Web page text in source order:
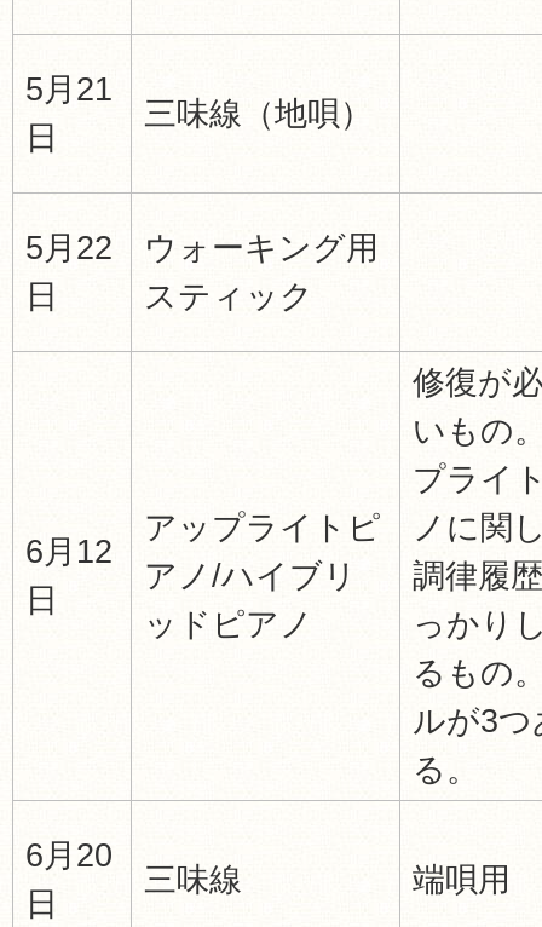
5月21
日
三味線（地唄）
5月22
日
ウォーキング用
スティック
6月12
日
アップライトピ
アノ/ハイブリ
ッドピアノ
修復が
いもの
プライ
ノに関
調律履
っかり
るもの
ルが3つ
る。
6月20
日
三味線 端唄用